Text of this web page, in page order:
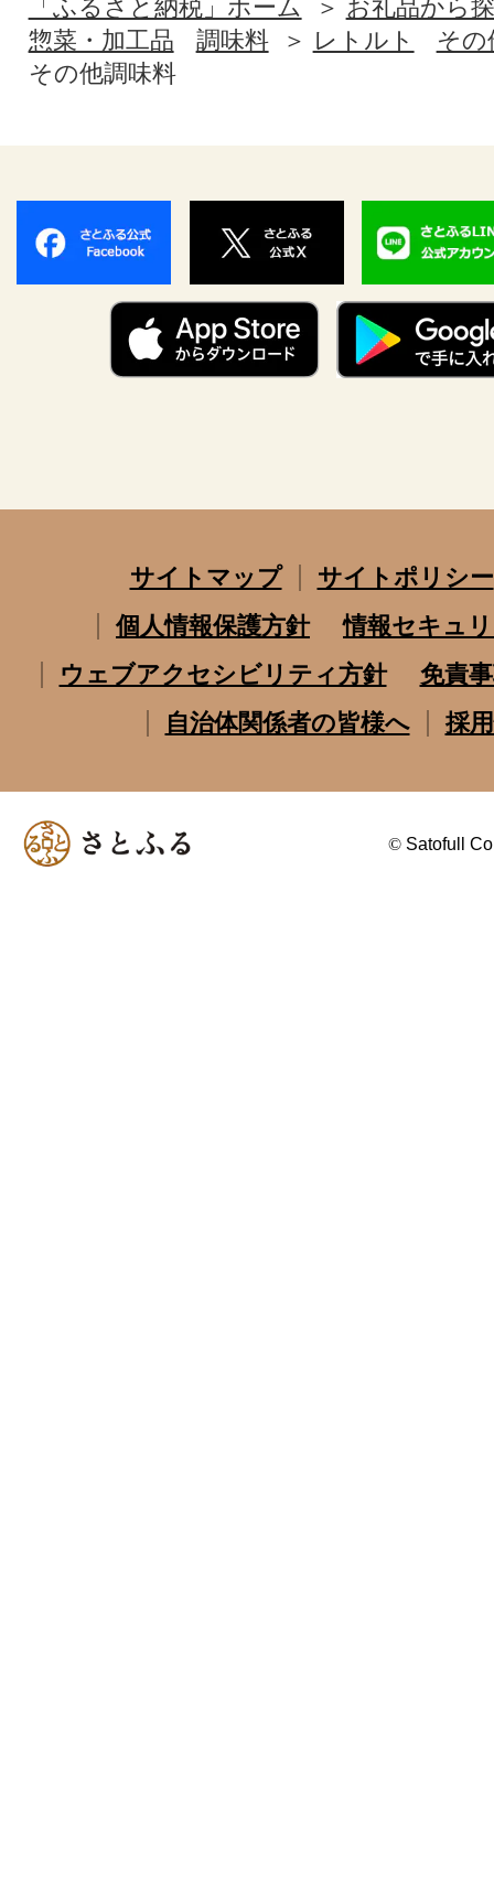
「ふるさと納税」ホーム
お礼品から
惣菜・加工品
調味料 レトルト
その
その他調味料
サイトマップ
サイトポリシー
個人情報保護方針
情報セキュ
ウェブアクセシビリティ方針
免責
自治体関係者の皆様へ
採
© Satofull